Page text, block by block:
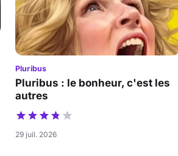
Pluribus
Pluribus : le bonheur, c'est les
autres
29 juil. 2026